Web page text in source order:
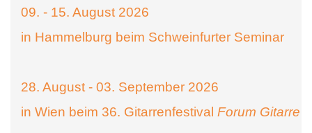
09. - 15. August 2026
in Hammelburg beim Schweinfurter Seminar
28. August - 03. September 2026
in Wien beim 36. Gitarrenfestival Forum Gitarre